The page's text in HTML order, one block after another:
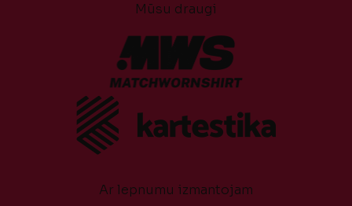
Mūsu draugi
Ar lepnumu izmantojam